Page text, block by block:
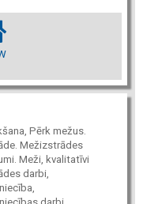
Pērk mežus.
Mežizstrādes
Meži, kvalitatīvi
darbi,